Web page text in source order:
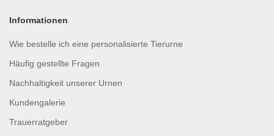
Informationen
Wie bestelle ich eine personalisierte Tierurne
Häufig gestellte Fragen
Nachhaltigkeit unserer Urnen
Kundengalerie
Trauerratgeber